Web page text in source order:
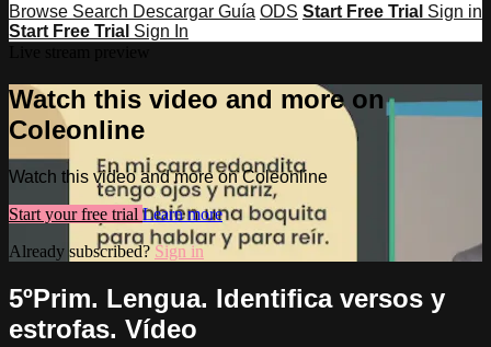
Browse Search Descargar Guía ODS Start Free Trial Sign in
Start Free Trial Sign In
Watch this video and more on
Coleonline
Watch this video and more on Coleonline
Start your free trial Learn more
Already subscribed?Sign in
5ºPrim. Lengua. Identifica versos y
estrofas. Vídeo